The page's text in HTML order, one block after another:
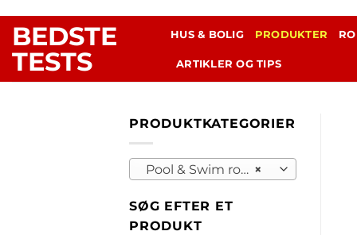
indhold
BEDSTE
TESTS
HUS & BOLIG PRODUKTER
ARTIKLER OG TIPS
PRODUKTKATEGORIER
×
Pool & Swim robotstøvsugere (7)
SØG EFTER ET
PRODUKT